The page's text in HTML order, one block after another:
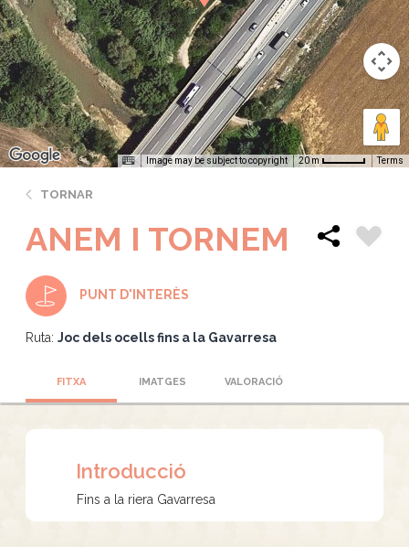
Image may be subject to copyright 20 m Terms
TORNAR
ANEM I TORNEM
PUNT D'INTERÈS
Ruta: Joc dels ocells fins a la Gavarresa
FITXA IMATGES VALORACIÓ
Introducció
Fins a la riera Gavarresa